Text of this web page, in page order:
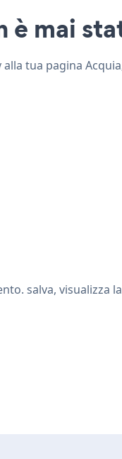
è mai
tua pagina
salva, visualizza